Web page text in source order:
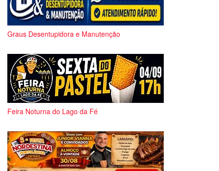
Graus Desentupidora e Manutenção
Feira Noturna do Lago da Fé